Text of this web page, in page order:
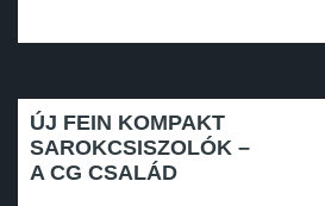
ÚJ FEIN KOMPAKT
SAROKCSISZOLÓK –
A CG CSALÁD